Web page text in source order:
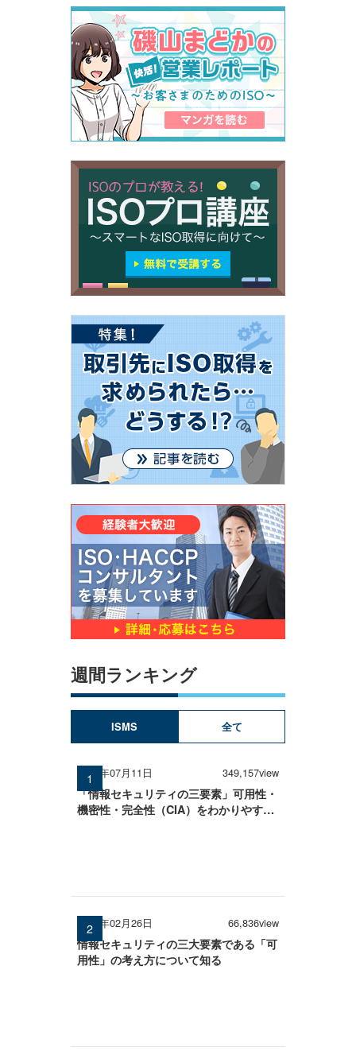
週間ランキング
ISMS 全て
2025年07月11日 349,157view
「情報セキュリティの三要素」可用性・
機密性・完全性（CIA）をわかりやすく
2026年02月26日 66,836view
情報セキュリティの三大要素である「可
用性」の考え方について知る